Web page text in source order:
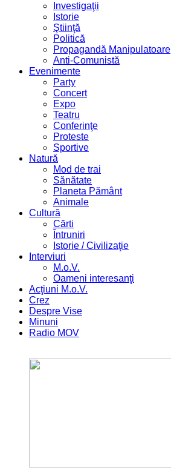
Investigaţii
Istorie
Ştiinţă
Politică
Propagandă Manipulatoare
Anti-Comunistă
Evenimente
Party
Concert
Expo
Teatru
Conferinţe
Proteste
Sportive
Natură
Mod de trai
Sănătate
Planeta Pământ
Animale
Cultură
Cărti
Întruniri
Istorie / Civilizaţie
Interviuri
M.o.V.
Oameni interesanţi
Acţiuni M.o.V.
Crez
Despre Vise
Minuni
Radio MOV